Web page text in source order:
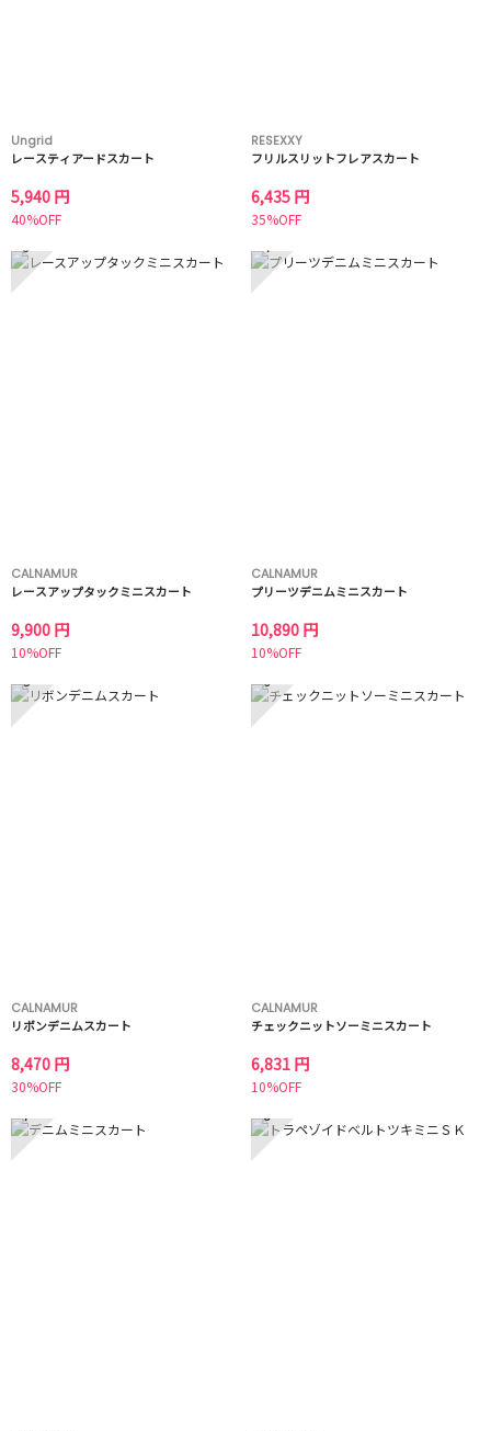
Ungrid
レースティアードスカート
5,940 円
40%OFF
RESEXXY
フリルスリットフレアスカート
6,435 円
35%OFF
3
CALNAMUR
レースアップタックミニスカート
9,900 円
10%OFF
4
CALNAMUR
プリーツデニムミニスカート
10,890 円
10%OFF
5
CALNAMUR
リボンデニムスカート
8,470 円
30%OFF
6
CALNAMUR
チェックニットソーミニスカート
6,831 円
10%OFF
7 8